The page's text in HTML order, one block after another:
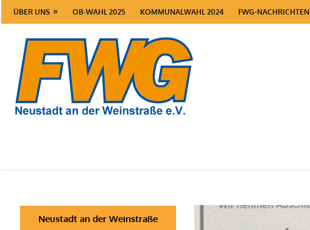
Zum
Inhalt
springen
ÜBER UNS OB-WAHL 2025 KOMMUNALWAHL 2024 FWG-NACHRICHTEN
Neustadt an der Weinstraße